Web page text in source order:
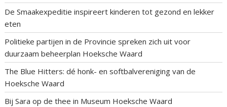
De Smaakexpeditie inspireert kinderen tot gezond en lekker
eten
Politieke partijen in de Provincie spreken zich uit voor
duurzaam beheerplan Hoeksche Waard
The Blue Hitters: dé honk- en softbalvereniging van de
Hoeksche Waard
Bij Sara op de thee in Museum Hoeksche Waard